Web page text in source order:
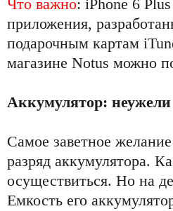
Что важно: iPhone 6
приложения,
подарочным картам
магазине Notus можно
Аккумулятор:
Самое заветное
разряд аккумулятора.
осуществиться. Но на
Емкость его